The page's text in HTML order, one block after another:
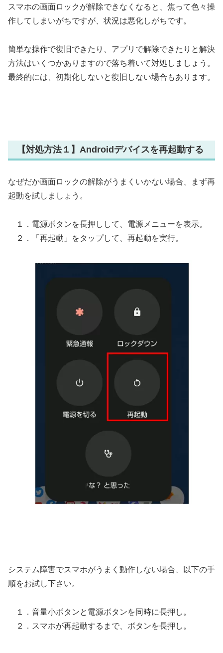
スマホの画面ロックが解除できなくなると、焦って色々操
作してしまいがちですが、状況は悪化しがちです。
簡単な操作で復旧できたり、アプリで解除できたりと解決
方法はいくつかありますので落ち着いて対処しましょう。
最終的には、初期化しないと復旧しない場合もあります。
【対処方法１】Androidデバイスを再起動する
なぜだか画面ロックの解除がうまくいかない場合、まず再
起動を試しましょう。
１．電源ボタンを長押しして、電源メニューを表示。
２．「再起動」をタップして、再起動を実行。
システム障害でスマホがうまく動作しない場合、以下の手
順をお試し下さい。
１．音量小ボタンと電源ボタンを同時に長押し。
２．スマホが再起動するまで、ボタンを長押し。